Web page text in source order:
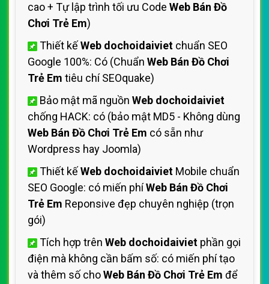
cao + Tự lập trình tối ưu Code Web Bán Đồ
Chơi Trẻ Em)
Thiết kếWeb dochoidaiviet chuẩn SEO
Google 100%: Có (Chuẩn Web Bán Đồ Chơi
Trẻ Em tiêu chí SEOquake)
Bảo mật mã nguồn Web dochoidaiviet
chống HACK: có (bảo mật MD5 - Không dùng
Web Bán Đồ Chơi Trẻ Em có sẵn như
Wordpress hay Joomla)
Thiết kếWeb dochoidaiviet Mobile chuẩn
SEO Google: có miến phíWeb Bán Đồ Chơi
Trẻ Em Reponsive đẹp chuyên nghiệp (trọn
gói)
Tích hợp trên Web dochoidaiviet phần gọi
điện mà không cần bấm số: có miến phí tạo
và thêm số choWeb Bán Đồ Chơi Trẻ Em để